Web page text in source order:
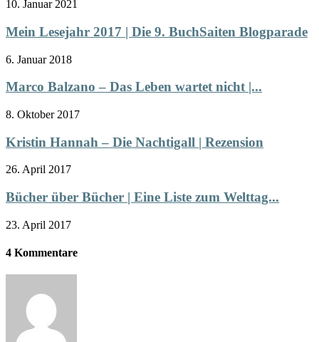
10. Januar 2021
Mein Lesejahr 2017 | Die 9. BuchSaiten Blogparade
6. Januar 2018
Marco Balzano – Das Leben wartet nicht |...
8. Oktober 2017
Kristin Hannah – Die Nachtigall | Rezension
26. April 2017
Bücher über Bücher | Eine Liste zum Welttag...
23. April 2017
4 Kommentare